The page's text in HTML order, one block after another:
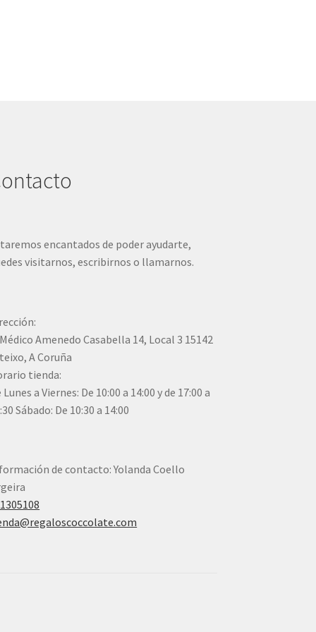
encantados de poder ayudarte,
visitarnos, escribirnos o llamarnos.
Amenedo Casabella 14, Local 3 15142
A Coruña
tienda:
Lunes a Viernes: De 10:00 a 14:00 y de 17:00 a
Sábado: De 10:30 a 14:00
de contacto: Yolanda Coello